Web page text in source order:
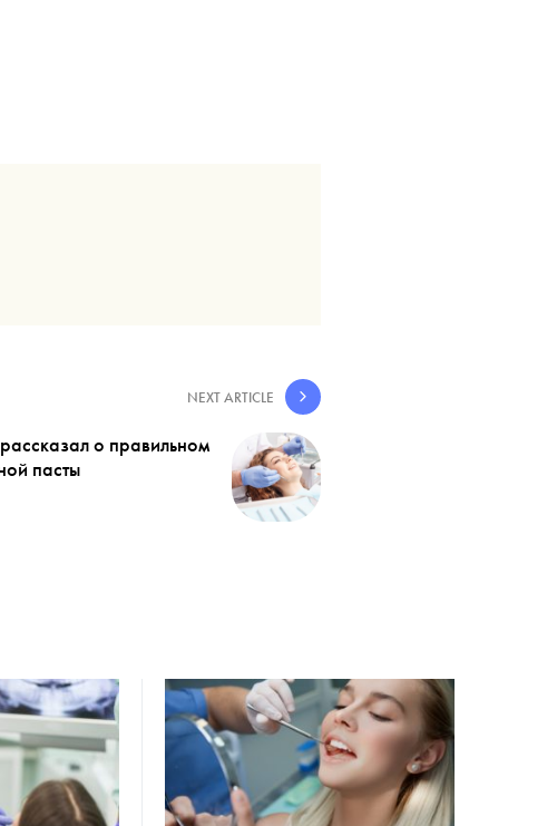
NEXT ARTICLE
о правильном
пасты